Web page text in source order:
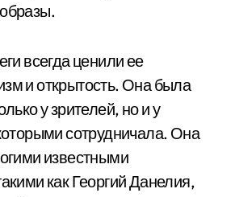
всегда ценили ее
и открытость. Она была
у зрителей, но и у
сотрудничала. Она
известными
как Георгий Данелия,